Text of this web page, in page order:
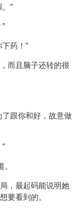
”
药！”
而且脑子还转的很
了跟你和好，故意做
，最起码能说明她
要看到的。